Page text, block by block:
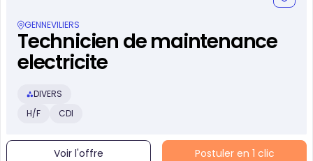
GENNEVILIERS
Technicien de maintenance
electricite
DIVERS
H/F
CDI
Voir l'offre Postuler en 1 clic